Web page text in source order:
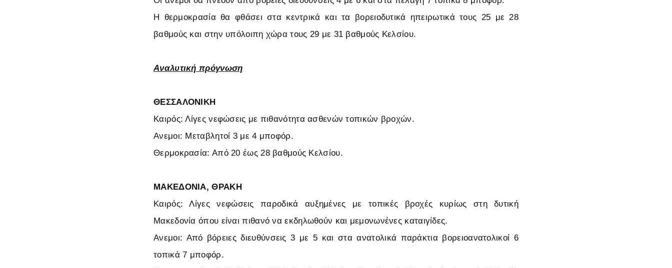
Η θερμοκρασία θα φθάσει στα κεντρικά και τα βορειοδυτικά ηπειρωτικά τους 25 με 28
βαθμούς και στην υπόλοιπη χώρα τους 29 με 31 βαθμούς Κελσίου.
Αναλυτική πρόγνωση
ΘΕΣΣΑΛΟΝΙΚΗ
Καιρός: Λίγες νεφώσεις με πιθανότητα ασθενών τοπικών βροχών.
Ανεμοι: Μεταβλητοί 3 με 4 μποφόρ.
Θερμοκρασία: Από 20 έως 28 βαθμούς Κελσίου.
ΜΑΚΕΔΟΝΙΑ, ΘΡΑΚΗ
Καιρός: Λίγες νεφώσεις παροδικά αυξημένες με τοπικές βροχές κυρίως στη δυτική
Μακεδονία όπου είναι πιθανό να εκδηλωθούν και μεμονωνένες καταιγίδες.
Ανεμοι: Από βόρειες διευθύνσεις 3 με 5 και στα ανατολικά παράκτια βορειοανατολικοί 6
τοπικά 7 μποφόρ.